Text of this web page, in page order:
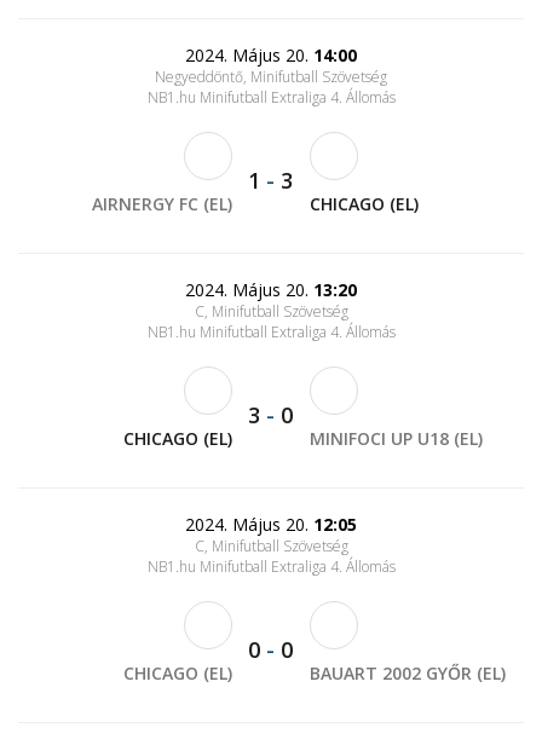
2024. Május 20. 14:00
Negyeddöntő, Minifutball Szövetség
NB1.hu Minifutball Extraliga 4. Állomás
AIRNERGY FC (EL)
1 - 3
CHICAGO (EL)
2024. Május 20. 13:20
C, Minifutball Szövetség
NB1.hu Minifutball Extraliga 4. Állomás
CHICAGO (EL)
3 - 0
MINIFOCI UP U18 (EL)
2024. Május 20. 12:05
C, Minifutball Szövetség
NB1.hu Minifutball Extraliga 4. Állomás
CHICAGO (EL)
0 - 0
BAUART 2002 GYŐR (EL)